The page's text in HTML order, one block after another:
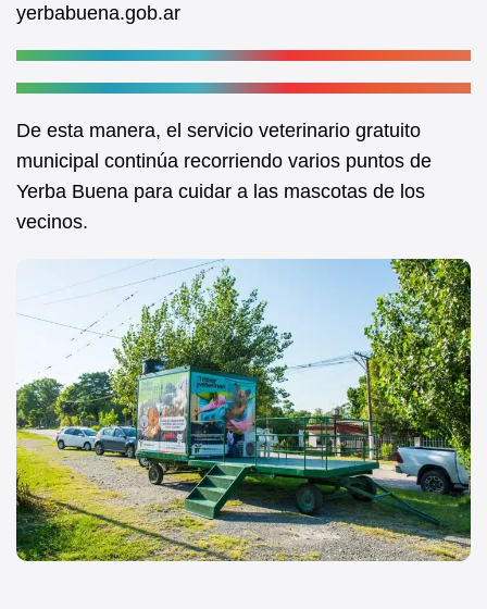
yerbabuena.gob.ar
De esta manera, el servicio veterinario gratuito
municipal continúa recorriendo varios puntos de
Yerba Buena para cuidar a las mascotas de los
vecinos.